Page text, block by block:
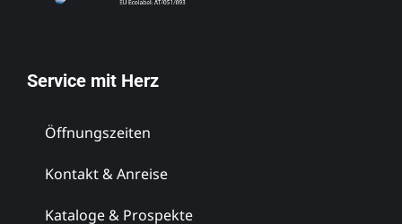
Service mit Herz
Öffnungszeiten
Kontakt & Anreise
Kataloge & Prospekte